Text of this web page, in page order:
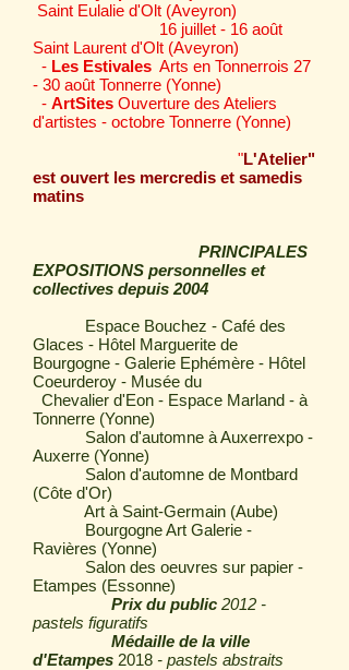
Saint Eulalie d'Olt (Aveyron)
16 juillet - 16 août
Saint Laurent d'Olt (Aveyron)
- Les Estivales Arts en Tonnerrois 27
- 30 août Tonnerre (Yonne)
- ArtSites Ouverture des Ateliers
d'artistes - octobre Tonnerre (Yonne)
"L'Atelier"
est ouvert les mercredis et samedis
matins
PRINCIPALES
EXPOSITIONS personnelles et
collectives depuis 2004
Espace Bouchez - Café des
Glaces - Hôtel Marguerite de
Bourgogne - Galerie Ephémère - Hôtel
Coeurderoy - Musée du
Chevalier d'Eon - Espace Marland - à
Tonnerre (Yonne)
Salon d'automne à Auxerrexpo -
Auxerre (Yonne)
Salon d'automne de Montbard
(Côte d'Or)
Art à Saint-Germain (Aube)
Bourgogne Art Galerie -
Ravières (Yonne)
Salon des oeuvres sur papier -
Etampes (Essonne)
Prix du public 2012 -
pastels figuratifs
Médaille de la ville
d'Etampes 2018 - pastels abstraits